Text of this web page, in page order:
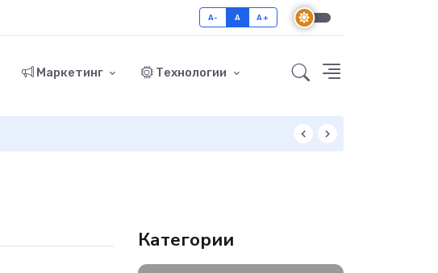
A- A A+
Маркетинг Технологии
Категории